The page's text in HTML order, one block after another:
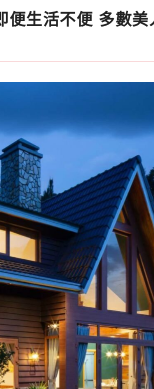
便生活不便 多數美